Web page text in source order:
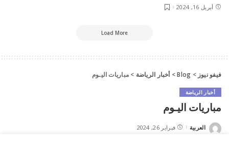
أبريل 16, 2024
Load More
فيفو نيوز >
Blog
> أخبار الرياضة > مباريات اليـوم
أخبار الرياضة
مباريات اليـوم
Posted
العربية فبراير 26, 2024